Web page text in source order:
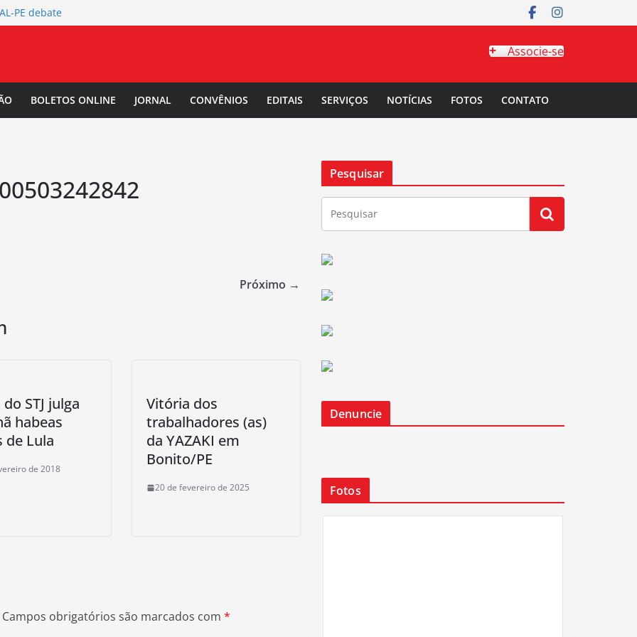
PE debate
Mulher Negra
da
Salarial
Associe-se
BOLETOS ONLINE JORNAL CONVÊNIOS EDITAIS SERVIÇOS NOTÍCIAS FOTOS CONTATO
Próximo →
STJ julga
habeas
de Lula
de 2018
Vitória dos
trabalhadores (as)
da YAZAKI em
Bonito/PE
20 de fevereiro de 2025
Campos obrigatórios são marcados com *
Pesquisar
Denuncie
Fotos